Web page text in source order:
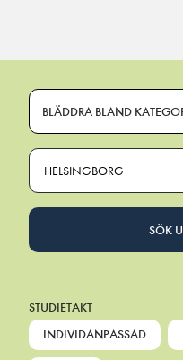
BLÄDDRA BLAND
HELSINGBORG
SÖK
STUDIETAKT
INDIVIDANPASSAD